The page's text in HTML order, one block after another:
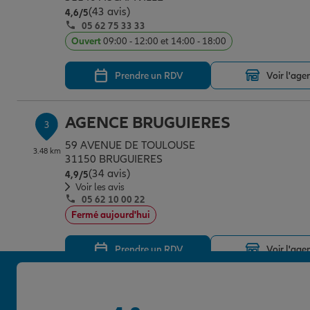
4,6/5Note de 4.6 sur 5
(43 avis)
05 62 75 33 33
Ouvert09:00 - 12:00 et 14:00 - 18:00
Prendre un RDV Voir
3
3.48 km
AGENCE BRUGUIERES
59 AVENUE DE TOULOUSE
31150 BRUGUIERES
4,9/5Note de 4.9 sur 5
(34 avis)
Voir les avis
05 62 10 00 22
Fermé aujourd'hui
Prendre un RDV Voir